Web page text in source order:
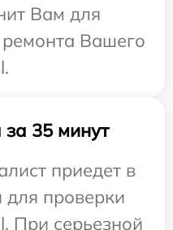
Вам для
Вашего
35 минут
приедет в
для проверки
При серьезной